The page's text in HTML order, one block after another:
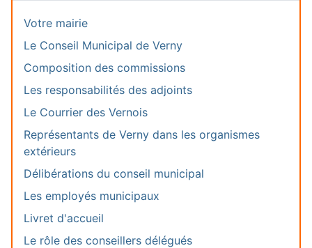
Votre mairie
Le Conseil Municipal de Verny
Composition des commissions
Les responsabilités des adjoints
Le Courrier des Vernois
Représentants de Verny dans les organismes
extérieurs
Délibérations du conseil municipal
Les employés municipaux
Livret d'accueil
Le rôle des conseillers délégués